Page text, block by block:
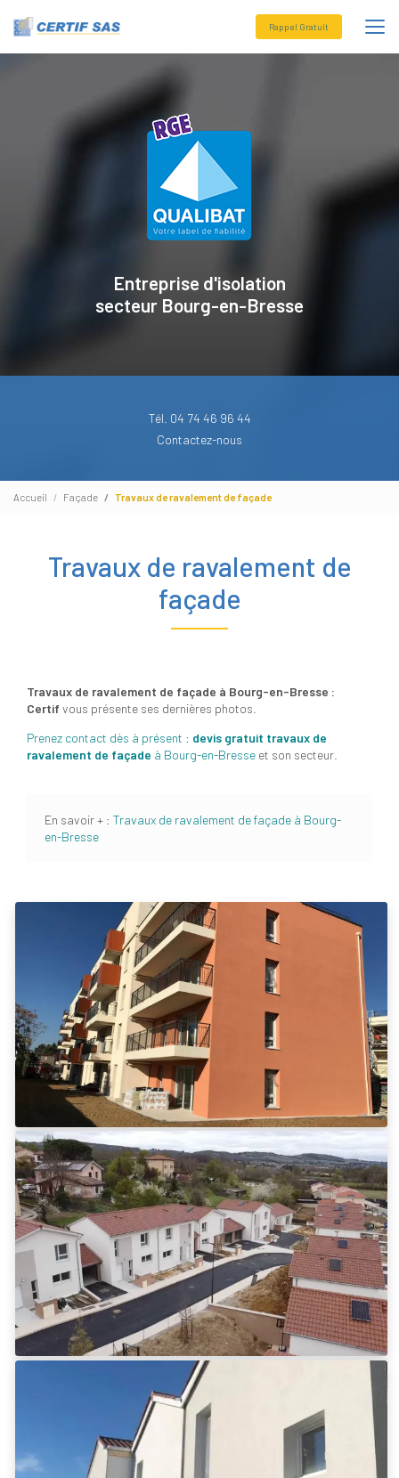
Rappel Gratuit
Entreprise d'isolation
secteurBourg-en-Bresse
Tél. 04 74 46 96 44
Contactez-nous
Accueil Façade Travaux de ravalement de façade
Travaux de ravalement de
façade
Travaux de ravalement de façade à Bourg-en-Bresse :
Certif vous présente ses dernières photos.
Prenez contact dès à présent : devis gratuit travaux de
ravalement de façade à Bourg-en-Bresse et son secteur.
En savoir + : Travaux de ravalement de façade à Bourg-
en-Bresse